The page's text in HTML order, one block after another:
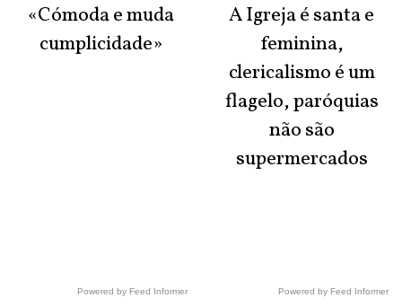
«Cómoda e muda
cumplicidade»
Powered by Feed Informer
A Igreja é santa e
feminina,
clericalismo é um
flagelo, paróquias
não são
supermercados
Powered by Feed Informer